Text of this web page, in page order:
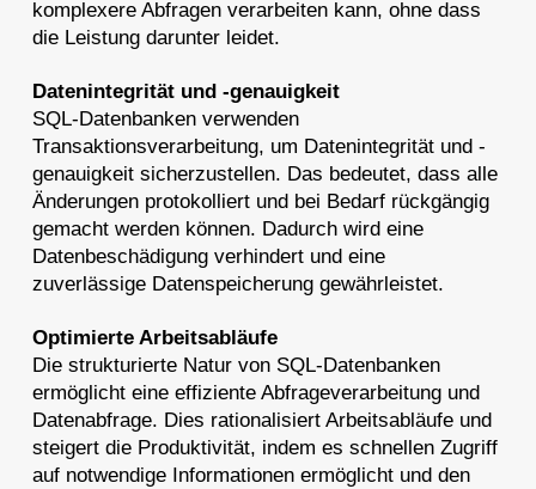
komplexere Abfragen verarbeiten kann, ohne dass
die Leistung darunter leidet.
Datenintegrität und -genauigkeit
SQL-Datenbanken verwenden
Transaktionsverarbeitung, um Datenintegrität und -
genauigkeit sicherzustellen. Das bedeutet, dass alle
Änderungen protokolliert und bei Bedarf rückgängig
gemacht werden können. Dadurch wird eine
Datenbeschädigung verhindert und eine
zuverlässige Datenspeicherung gewährleistet.
Optimierte Arbeitsabläufe
Die strukturierte Natur von SQL-Datenbanken
ermöglicht eine effiziente Abfrageverarbeitung und
Datenabfrage. Dies rationalisiert Arbeitsabläufe und
steigert die Produktivität, indem es schnellen Zugriff
auf notwendige Informationen ermöglicht und den